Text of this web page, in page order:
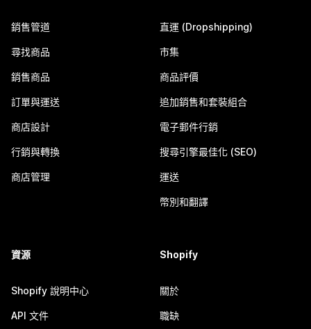
銷售管道
尋找商品
銷售商品
訂單與運送
商店設計
行銷與轉換
商店管理
直運 (Dropshipping)
市集
商品評價
追加銷售和套裝組合
電子郵件行銷
搜尋引擎最佳化 (SEO)
運送
幣別和翻譯
資源
Shopify 說明中心
API 文件
Shopify
關於
職缺